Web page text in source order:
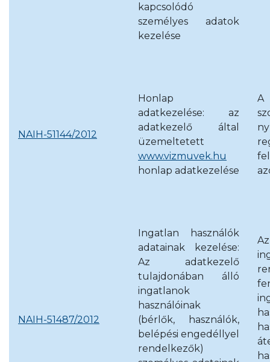
kapcsolódó
személyes adatok
kezelése
NAIH-51144/2012
Honlap
adatkezelése: az
adatkezelő által
üzemeltetett
www.vizmuvek.hu
honlap adatkezelése
NAIH-51487/2012
Ingatlan használók
adatainak kezelése:
Az adatkezelő
tulajdonában álló
ingatlanok
használóinak
(bérlők, használók,
belépési engedéllyel
rendelkezők)
Az